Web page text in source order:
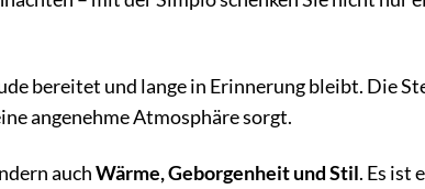
bereitet und lange in Erinnerung bleibt. Die
angenehme Atmosphäre sorgt.
auchWärme, Geborgenheit und Stil. Es ist